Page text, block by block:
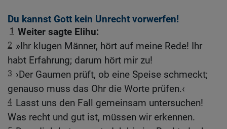
Du kannst Gott kein Unrecht vorwerfen!
1 Weiter sagte Elihu:
2 »Ihr klugen Männer, hört auf meine Rede! Ihr
habt Erfahrung; darum hört mir zu!
3 ›Der Gaumen prüft, ob eine Speise schmeckt;
genauso muss das Ohr die Worte prüfen.‹
4 Lasst uns den Fall gemeinsam untersuchen!
Was recht und gut ist, müssen wir erkennen.